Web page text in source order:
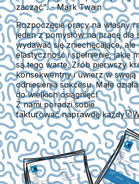
zacząć". - Mark Twain
Rozpoczęcie pracy na własny
jeden z pomysłów na pracę dla
wydawać się zniechęcające, ale
elastyczność i spełnienie, jakie
są tego warte. Zrób pierwszy
konsekwentny i uwierz w swoją
odniesienia sukcesu. Małe
do wielkich osiągnięć!
Z nami poradzi sobie
fakturować naprawdę każdy